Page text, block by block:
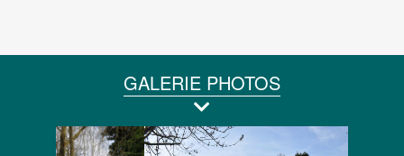
GALERIE PHOTOS